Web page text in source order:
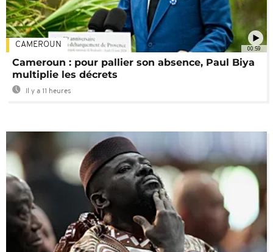
00:59
CAMEROUN
Cameroun : pour pallier son absence, Paul Biya
multiplie les décrets
Il y a 11 heures